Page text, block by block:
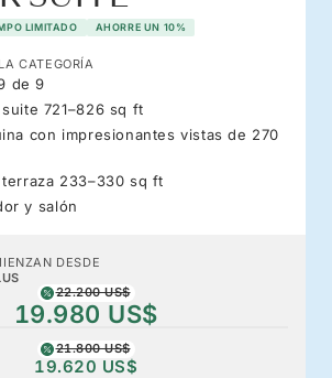
LIMITADO AHORRE UN 10%
CATEGORÍA
de 9
721–826 sq ft
con impresionantes vistas de 270
terraza 233–330 sq ft
y salón
DESDE
22.200 US$
19.980 US$
21.800 US$
19.620 US$